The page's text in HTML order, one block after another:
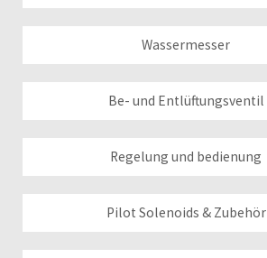
Wassermesser
Be- und Entlüftungsventil
Regelung und bedienung
Pilot Solenoids & Zubehör